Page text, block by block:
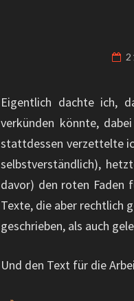
Eigentlich dachte ich,
verkünden könnte,
stattdessen verzettelte
selbstverständlich),
davor) den roten Faden
Texte, die aber rechtlich
geschrieben, als auch
Und den Text für die